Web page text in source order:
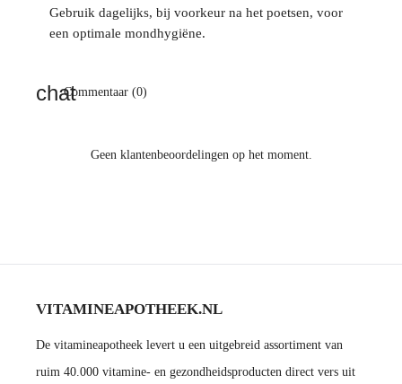
Gebruik dagelijks, bij voorkeur na het poetsen, voor
een optimale mondhygiëne.
Commentaar (0)
Geen klantenbeoordelingen op het moment.
VITAMINEAPOTHEEK.NL
De vitamineapotheek levert u een uitgebreid assortiment van
ruim 40.000 vitamine- en gezondheidsproducten direct vers uit